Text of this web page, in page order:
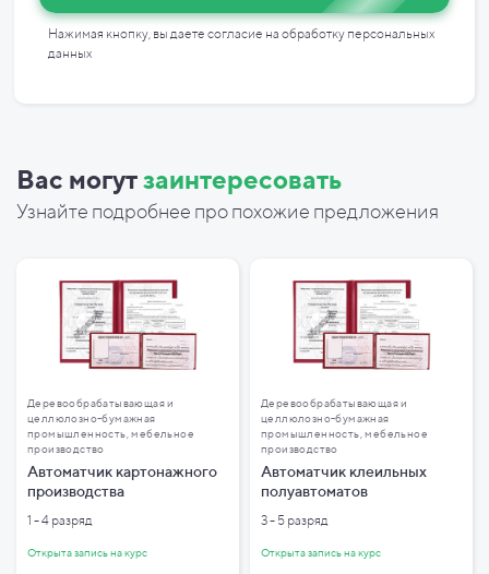
Нажимая кнопку, вы даете согласие на обработку персональных
данных
Вас могутзаинтересовать
Узнайте подробнее про похожие предложения
Деревообрабатывающая и
целлюлозно-бумажная
промышленность, мебельное
производство
Автоматчик картонажного
производства
1 - 4 разряд
Открыта запись на курс
Деревообрабатывающая и
целлюлозно-бумажная
промышленность, мебельное
производство
Автоматчик клеильных
полуавтоматов
3 - 5 разряд
Открыта запись на курс